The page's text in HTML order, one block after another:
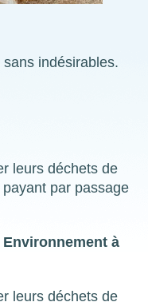
indésirables.
leurs déchets de
par passage
à
leurs déchets de